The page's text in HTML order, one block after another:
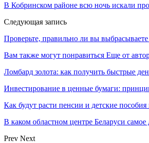
В Кобринском районе всю ночь искали
Следующая запись
Проверьте, правильно ли вы
Вам также могут понравиться Еще от
Ломбард золота: как получить быстрые
Инвестирование в ценные бумаги:
Как будут расти пенсии и детские пособия
В каком областном центре Беларуси самое
Prev Next